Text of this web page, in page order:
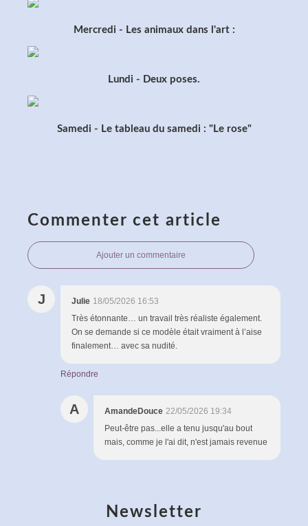
Mercredi - Les animaux dans l'art :
Lundi - Deux poses.
Samedi - Le tableau du samedi : "Le rose"
Commenter cet article
Ajouter un commentaire
J Julie 18/05/2026 16:53
Très étonnante… un travail très réaliste également.
On se demande si ce modèle était vraiment à l’aise
finalement… avec sa nudité.
Répondre
A AmandeDouce 22/05/2026 19:34
Peut-être pas...elle a tenu jusqu'au bout
mais, comme je l'ai dit, n'est jamais revenue
Newsletter